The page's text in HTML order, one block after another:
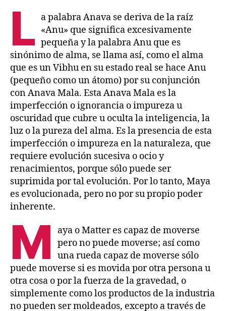
L a palabra Anava se deriva de la raíz
«Anu» que significa excesivamente
pequeña y la palabra Anu que es
sinónimo de alma, se llama así, como el alma
que es un Vibhu en su estado real se hace Anu
(pequeño como un átomo) por su conjunción
con Anava Mala. Esta Anava Mala es la
imperfección o ignorancia o impureza u
oscuridad que cubre u oculta la inteligencia, la
luz o la pureza del alma. Es la presencia de esta
imperfección o impureza en la naturaleza, que
requiere evolución sucesiva o ocio y
renacimientos, porque sólo puede ser
suprimida por tal evolución. Por lo tanto, Maya
es evolucionada, pero no por su propio poder
inherente.
M
aya o Matter es capaz de moverse
pero no puede moverse; así como
una rueda capaz de moverse sólo
puede moverse si es movida por otra persona u
otra cosa o por la fuerza de la gravedad, o
simplemente como los productos de la industria
no pueden ser moldeados, excepto a través de